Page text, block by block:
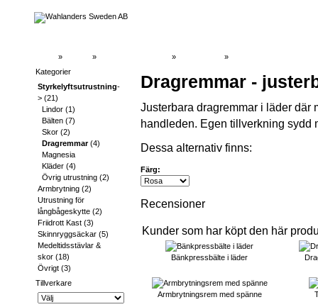
» » » »
Dragremmar -
Justerbara dragremmar i läder där
handleden. Egen tillverkning sydd
Dessa alternativ finns:
Färg:
Recensioner
Kunder som har köpt den här
Bänkpressbälte i läder
Armbrytningsrem med spänne
Kategorier
Styrkelyftsutrustning-
> (21)
Lindor (1)
Bälten (7)
Skor (2)
Dragremmar(4)
Magnesia
Kläder (4)
Övrig utrustning (2)
Armbrytning (2)
Utrustning för
långbågeskytte (2)
Friidrott Kast (3)
Skinnryggsäckar (5)
Medeltidsstävlar &
skor (18)
Övrigt (3)
Tillverkare